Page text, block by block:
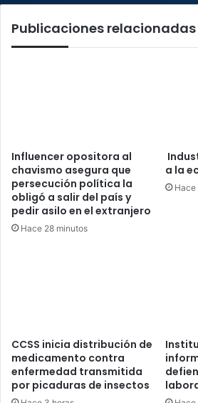
europeos
Publicaciones relacionadas
Influencer opositora al
chavismo asegura que
persecución política la
obligó a salir del país y
pedir asilo en el extranjero
Hace 28 minutos
a la
Hace
CCSS inicia distribución de
medicamento contra
enfermedad transmitida
por picaduras de insectos